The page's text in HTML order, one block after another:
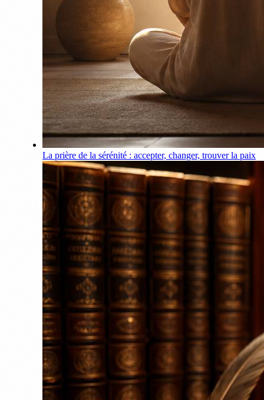
La prière de la sérénité : accepter, changer, trouver la paix